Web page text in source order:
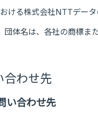
ける株式会社NTTデータ
体名は、各社の商標ま
合わせ先
い合わせ先